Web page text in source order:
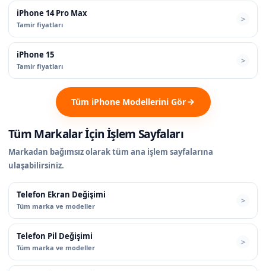
iPhone 14 Pro Max
Tamir fiyatları
iPhone 15
Tamir fiyatları
Tüm iPhone Modellerini Gör
Tüm Markalar İçin İşlem Sayfaları
Markadan bağımsız olarak tüm ana işlem sayfalarına
ulaşabilirsiniz.
Telefon Ekran Değişimi
Tüm marka ve modeller
Telefon Pil Değişimi
Tüm marka ve modeller